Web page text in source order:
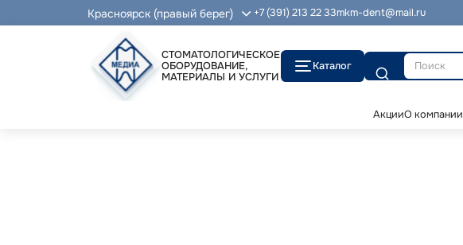
Красноярск (правый берег) +7 (391) 213 22 33mkm-dent@mail.ru
СТОМАТОЛОГИЧЕСКОЕ
ОБОРУДОВАНИЕ,
МАТЕРИАЛЫ И УСЛУГИ
Каталог
Поиск
АкцииО компании